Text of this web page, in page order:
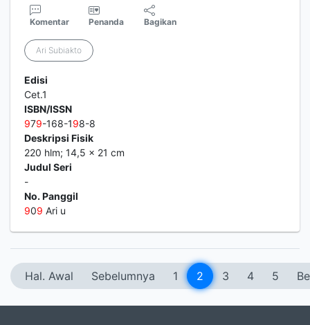
Komentar Penanda Bagikan
Ari Subiakto
Edisi
Cet.1
ISBN/ISSN
979-168-198-8
Deskripsi Fisik
220 hlm; 14,5 x 21 cm
Judul Seri
-
No. Panggil
909 Ari u
Hal. Awal Sebelumnya 1 2 3 4 5